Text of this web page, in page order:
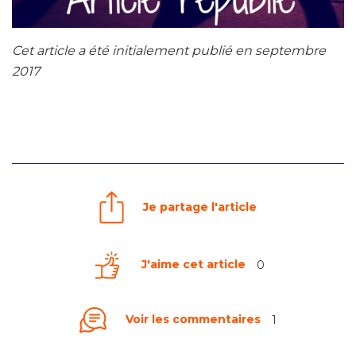
Cet article a été initialement publié en septembre
2017
Je partage l'article
J'aime cet article 0
Voir les commentaires 1